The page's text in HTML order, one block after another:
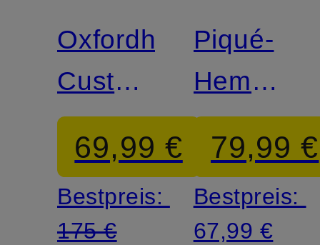
LAUREN
Oxfordhemd
Custom
Fit
69,99 €
Bestpreis:
175 €
LAUREN
Piqué-
Hemd
Custom
Fit
79,99 €
Bestpreis:
67,99 €